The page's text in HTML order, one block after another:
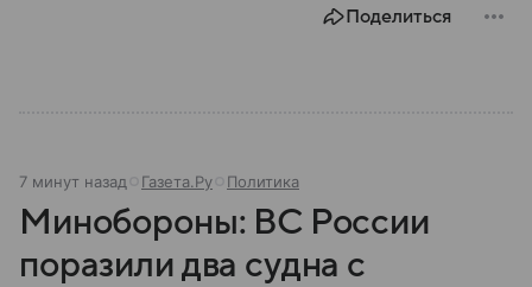
Поделиться
7 минут назад Газета.Ру Политика
Минобороны: ВС России
поразили два судна с